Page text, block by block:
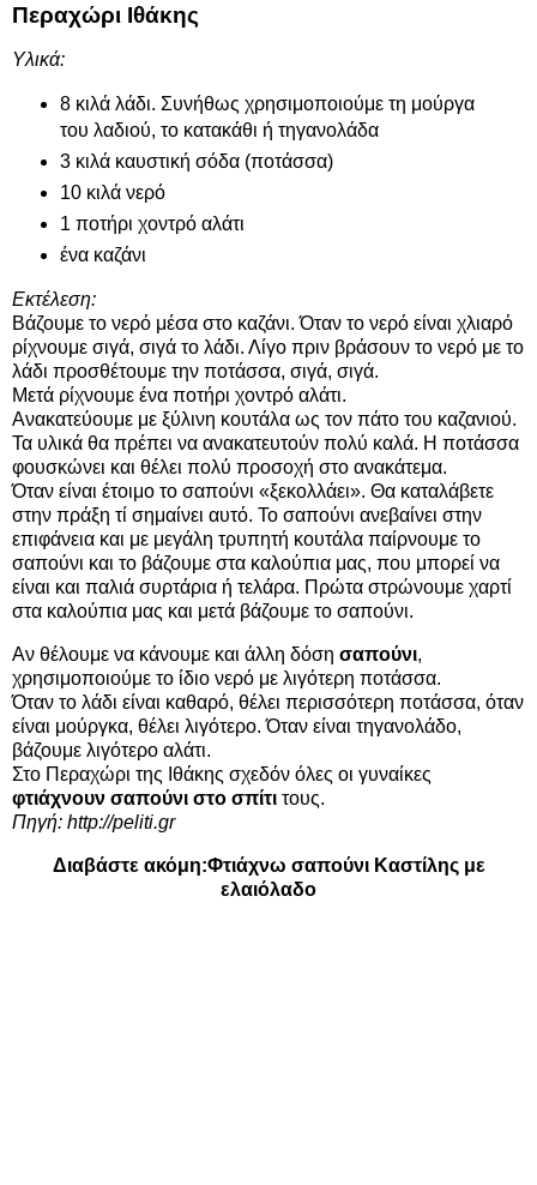
Περαχώρι Ιθάκης
Υλικά:
8 κιλά λάδι. Συνήθως χρησιμοποιούμε τη μούργα
του λαδιού, το κατακάθι ή τηγανολάδα
3 κιλά καυστική σόδα (ποτάσσα)
10 κιλά νερό
1 ποτήρι χοντρό αλάτι
ένα καζάνι
Εκτέλεση:
Βάζουμε το νερό μέσα στο καζάνι. Όταν το νερό είναι χλιαρό
ρίχνουμε σιγά, σιγά το λάδι. Λίγο πριν βράσουν το νερό με το
λάδι προσθέτουμε την ποτάσσα, σιγά, σιγά.
Μετά ρίχνουμε ένα ποτήρι χοντρό αλάτι.
Ανακατεύουμε με ξύλινη κουτάλα ως τον πάτο του καζανιού.
Τα υλικά θα πρέπει να ανακατευτούν πολύ καλά. Η ποτάσσα
φουσκώνει και θέλει πολύ προσοχή στο ανακάτεμα.
Όταν είναι έτοιμο το σαπούνι «ξεκολλάει». Θα καταλάβετε
στην πράξη τί σημαίνει αυτό. Το σαπούνι ανεβαίνει στην
επιφάνεια και με μεγάλη τρυπητή κουτάλα παίρνουμε το
σαπούνι και το βάζουμε στα καλούπια μας, που μπορεί να
είναι και παλιά συρτάρια ή τελάρα. Πρώτα στρώνουμε χαρτί
στα καλούπια μας και μετά βάζουμε το σαπούνι.
Αν θέλουμε να κάνουμε και άλλη δόση σαπούνι,
χρησιμοποιούμε το ίδιο νερό με λιγότερη ποτάσσα.
Όταν το λάδι είναι καθαρό, θέλει περισσότερη ποτάσσα, όταν
είναι μούργκα, θέλει λιγότερο. Όταν είναι τηγανολάδο,
βάζουμε λιγότερο αλάτι.
Στο Περαχώρι της Ιθάκης σχεδόν όλες οι γυναίκες
φτιάχνουν σαπούνι στο σπίτι τους.
Πηγή: http://peliti.gr
Διαβάστε ακόμη:Φτιάχνω σαπούνι Καστίλης με
ελαιόλαδο